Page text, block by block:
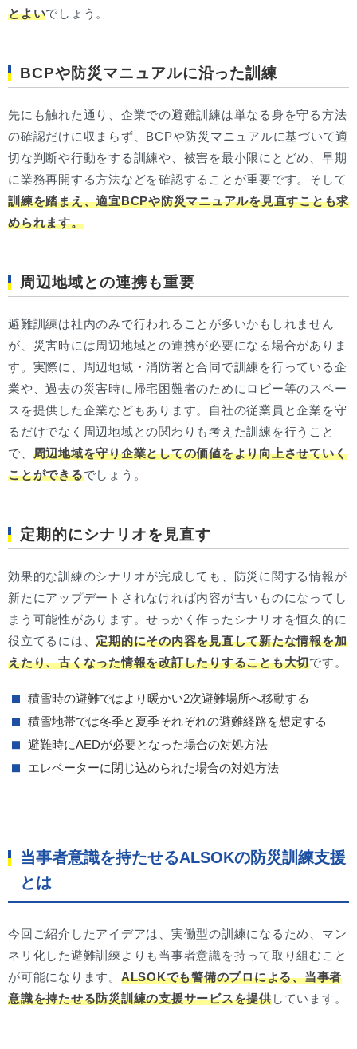
とよいでしょう。
BCPや防災マニュアルに沿った訓練
先にも触れた通り、企業での避難訓練は単なる身を守る方法
の確認だけに収まらず、BCPや防災マニュアルに基づいて適
切な判断や行動をする訓練や、被害を最小限にとどめ、早期
に業務再開する方法などを確認することが重要です。そして
訓練を踏まえ、適宜BCPや防災マニュアルを見直すことも求
められます。
周辺地域との連携も重要
避難訓練は社内のみで行われることが多いかもしれません
が、災害時には周辺地域との連携が必要になる場合がありま
す。実際に、周辺地域・消防署と合同で訓練を行っている企
業や、過去の災害時に帰宅困難者のためにロビー等のスペー
スを提供した企業などもあります。自社の従業員と企業を守
るだけでなく周辺地域との関わりも考えた訓練を行うこと
で、 周辺地域を守り企業としての価値をより向上させていく
ことができるでしょう。
定期的にシナリオを見直す
効果的な訓練のシナリオが完成しても、防災に関する情報が
新たにアップデートされなければ内容が古いものになってし
まう可能性があります。せっかく作ったシナリオを恒久的に
役立てるには、定期的にその内容を見直して新たな情報を加
えたり、古くなった情報を改訂したりすることも大切です。
積雪時の避難ではより暖かい2次避難場所へ移動する
積雪地帯では冬季と夏季それぞれの避難経路を想定する
避難時にAEDが必要となった場合の対処方法
エレベーターに閉じ込められた場合の対処方法
当事者意識を持たせるALSOKの防災訓練支援
とは
今回ご紹介したアイデアは、実働型の訓練になるため、マン
ネリ化した避難訓練よりも当事者意識を持って取り組むこと
が可能になります。 ALSOKでも警備のプロによる、当事者
意識を持たせる防災訓練の支援サービスを提供しています。